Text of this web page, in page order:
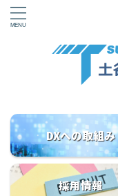
DXへの取組み
採用情報